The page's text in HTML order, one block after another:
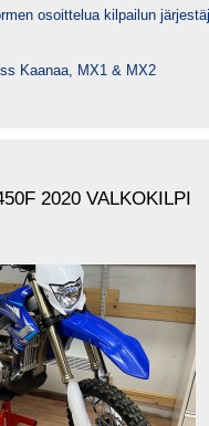
osoittelua kilpailun
Kaanaa, MX1 & MX2
2020 VALKOKILPI